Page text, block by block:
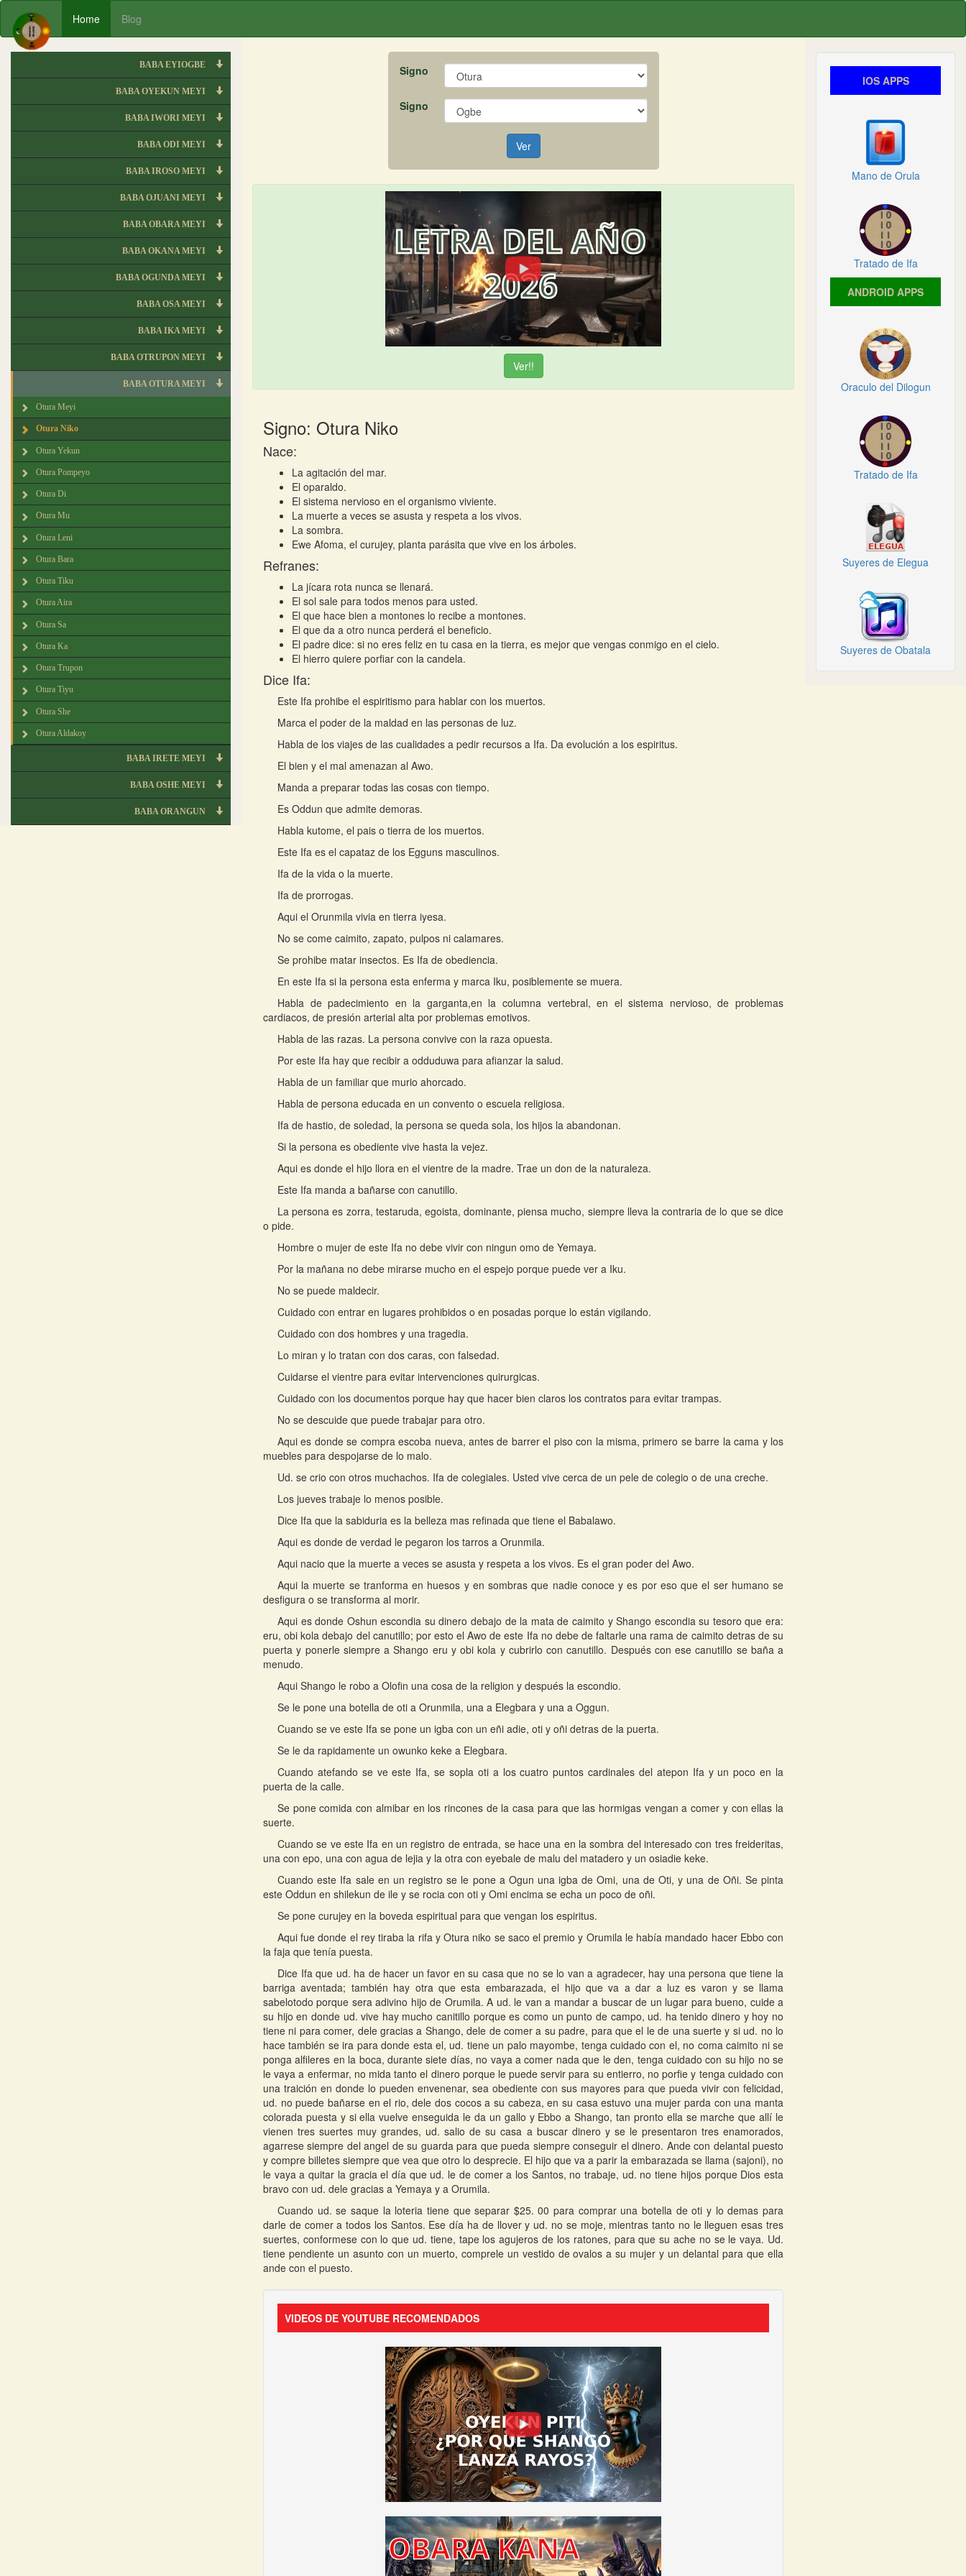
Home Blog
BABA EYIOGBE
BABA OYEKUN MEYI
BABA IWORI MEYI
BABA ODI MEYI
BABA IROSO MEYI
BABA OJUANI MEYI
BABA OBARA MEYI
BABA OKANA MEYI
BABA OGUNDA MEYI
BABA OSA MEYI
BABA IKA MEYI
BABA OTRUPON MEYI
BABA OTURA MEYI
Otura Meyi
Otura Niko
Otura Yekun
Otura Pompeyo
Otura Di
Otura Mu
Otura Leni
Otura Bara
Otura Tiku
Otura Aira
Otura Sa
Otura Ka
Otura Trupon
Otura Tiyu
Otura She
Otura Aldakoy
BABA IRETE MEYI
BABA OSHE MEYI
BABA ORANGUN
Signo
Signo
Ver
Ver!!
Signo: Otura Niko
Nace:
La agitación del mar.
El oparaldo.
El sistema nervioso en el organismo viviente.
La muerte a veces se asusta y respeta a los vivos.
La sombra.
Ewe Afoma, el curujey, planta parásita que vive en los árboles.
Refranes:
La jícara rota nunca se llenará.
El sol sale para todos menos para usted.
El que hace bien a montones lo recibe a montones.
El que da a otro nunca perderá el beneficio.
El padre dice: si no eres feliz en tu casa en la tierra, es mejor que vengas conmigo en el cielo.
El hierro quiere porfiar con la candela.
Dice Ifa:
Este Ifa prohibe el espiritismo para hablar con los muertos.
Marca el poder de la maldad en las personas de luz.
Habla de los viajes de las cualidades a pedir recursos a Ifa. Da evolución a los espiritus.
El bien y el mal amenazan al Awo.
Manda a preparar todas las cosas con tiempo.
Es Oddun que admite demoras.
Habla kutome, el pais o tierra de los muertos.
Este Ifa es el capataz de los Egguns masculinos.
Ifa de la vida o la muerte.
Ifa de prorrogas.
Aqui el Orunmila vivia en tierra iyesa.
No se come caimito, zapato, pulpos ni calamares.
Se prohibe matar insectos. Es Ifa de obediencia.
En este Ifa si la persona esta enferma y marca Iku, posiblemente se muera.
Habla de padecimiento en la garganta,en la columna vertebral, en el sistema nervioso, de problemas
cardiacos, de presión arterial alta por problemas emotivos.
Habla de las razas. La persona convive con la raza opuesta.
Por este Ifa hay que recibir a odduduwa para afianzar la salud.
Habla de un familiar que murio ahorcado.
Habla de persona educada en un convento o escuela religiosa.
Ifa de hastio, de soledad, la persona se queda sola, los hijos la abandonan.
Si la persona es obediente vive hasta la vejez.
Aqui es donde el hijo llora en el vientre de la madre. Trae un don de la naturaleza.
Este Ifa manda a bañarse con canutillo.
La persona es zorra, testaruda, egoista, dominante, piensa mucho, siempre lleva la contraria de lo que se dice
o pide.
Hombre o mujer de este Ifa no debe vivir con ningun omo de Yemaya.
Por la mañana no debe mirarse mucho en el espejo porque puede ver a Iku.
No se puede maldecir.
Cuidado con entrar en lugares prohibidos o en posadas porque lo están vigilando.
Cuidado con dos hombres y una tragedia.
Lo miran y lo tratan con dos caras, con falsedad.
Cuidarse el vientre para evitar intervenciones quirurgicas.
Cuidado con los documentos porque hay que hacer bien claros los contratos para evitar trampas.
No se descuide que puede trabajar para otro.
Aqui es donde se compra escoba nueva, antes de barrer el piso con la misma, primero se barre la cama y los
muebles para despojarse de lo malo.
Ud. se crio con otros muchachos. Ifa de colegiales. Usted vive cerca de un pele de colegio o de una creche.
Los jueves trabaje lo menos posible.
Dice Ifa que la sabiduria es la belleza mas refinada que tiene el Babalawo.
Aqui es donde de verdad le pegaron los tarros a Orunmila.
Aqui nacio que la muerte a veces se asusta y respeta a los vivos. Es el gran poder del Awo.
Aqui la muerte se tranforma en huesos y en sombras que nadie conoce y es por eso que el ser humano se
desfigura o se transforma al morir.
Aqui es donde Oshun escondia su dinero debajo de la mata de caimito y Shango escondia su tesoro que era:
eru, obi kola debajo del canutillo; por esto el Awo de este Ifa no debe de faltarle una rama de caimito detras de su
puerta y ponerle siempre a Shango eru y obi kola y cubrirlo con canutillo. Después con ese canutillo se baña a
menudo.
Aqui Shango le robo a Olofin una cosa de la religion y después la escondio.
Se le pone una botella de oti a Orunmila, una a Elegbara y una a Oggun.
Cuando se ve este Ifa se pone un igba con un eñi adie, oti y oñi detras de la puerta.
Se le da rapidamente un owunko keke a Elegbara.
Cuando atefando se ve este Ifa, se sopla oti a los cuatro puntos cardinales del atepon Ifa y un poco en la
puerta de la calle.
Se pone comida con almibar en los rincones de la casa para que las hormigas vengan a comer y con ellas la
suerte.
Cuando se ve este Ifa en un registro de entrada, se hace una en la sombra del interesado con tres freideritas,
una con epo, una con agua de lejia y la otra con eyebale de malu del matadero y un osiadie keke.
Cuando este Ifa sale en un registro se le pone a Ogun una igba de Omi, una de Oti, y una de Oñi. Se pinta
este Oddun en shilekun de ile y se rocia con oti y Omi encima se echa un poco de oñi.
Se pone curujey en la boveda espiritual para que vengan los espiritus.
Aqui fue donde el rey tiraba la rifa y Otura niko se saco el premio y Orumila le había mandado hacer Ebbo con
la faja que tenía puesta.
Dice Ifa que ud. ha de hacer un favor en su casa que no se lo van a agradecer, hay una persona que tiene la
barriga aventada; también hay otra que esta embarazada, el hijo que va a dar a luz es varon y se llama
sabelotodo porque sera adivino hijo de Orumila. A ud. le van a mandar a buscar de un lugar para bueno, cuide a
su hijo en donde ud. vive hay mucho canitillo porque es como un punto de campo, ud. ha tenido dinero y hoy no
tiene ni para comer, dele gracias a Shango, dele de comer a su padre, para que el le de una suerte y si ud. no lo
hace también se ira para donde esta el, ud. tiene un palo mayombe, tenga cuidado con el, no coma caimito ni se
ponga alfileres en la boca, durante siete días, no vaya a comer nada que le den, tenga cuidado con su hijo no se
le vaya a enfermar, no mida tanto el dinero porque le puede servir para su entierro, no porfie y tenga cuidado con
una traición en donde lo pueden envenenar, sea obediente con sus mayores para que pueda vivir con felicidad,
ud. no puede bañarse en el rio, dele dos cocos a su cabeza, en su casa estuvo una mujer parda con una manta
colorada puesta y si ella vuelve enseguida le da un gallo y Ebbo a Shango, tan pronto ella se marche que allí le
vienen tres suertes muy grandes, ud. salio de su casa a buscar dinero y se le presentaron tres enamorados,
agarrese siempre del angel de su guarda para que pueda siempre conseguir el dinero. Ande con delantal puesto
y compre billetes siempre que vea que otro lo desprecie. El hijo que va a parir la embarazada se llama (sajoni), no
le vaya a quitar la gracia el día que ud. le de comer a los Santos, no trabaje, ud. no tiene hijos porque Dios esta
bravo con ud. dele gracias a Yemaya y a Orumila.
Cuando ud. se saque la loteria tiene que separar $25. 00 para comprar una botella de oti y lo demas para
darle de comer a todos los Santos. Ese día ha de llover y ud. no se moje, mientras tanto no le lleguen esas tres
suertes, conformese con lo que ud. tiene, tape los agujeros de los ratones, para que su ache no se le vaya. Ud.
tiene pendiente un asunto con un muerto, comprele un vestido de ovalos a su mujer y un delantal para que ella
ande con el puesto.
VIDEOS DE YOUTUBE RECOMENDADOS
IOS APPS
Mano de Orula
Tratado de Ifa
ANDROID APPS
Oraculo del Dilogun
Tratado de Ifa
Suyeres de Elegua
Suyeres de Obatala